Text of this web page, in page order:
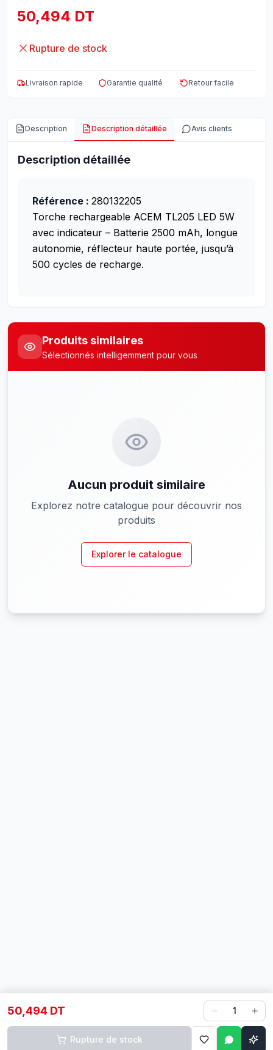
50,494 DT
Rupture de stock
Livraison rapide Garantie qualité Retour facile
Description Description détaillée Avis clients
Description détaillée
Référence : 280132205
Torche rechargeable ACEM TL205 LED 5W
avec indicateur – Batterie 2500 mAh, longue
autonomie, réflecteur haute portée, jusqu’à
500 cycles de recharge.
Produits similaires
Sélectionnés intelligemment pour vous
Aucun produit similaire
Explorez notre catalogue pour découvrir nos
produits
Explorer le catalogue
50,494 DT 1
Rupture de stock